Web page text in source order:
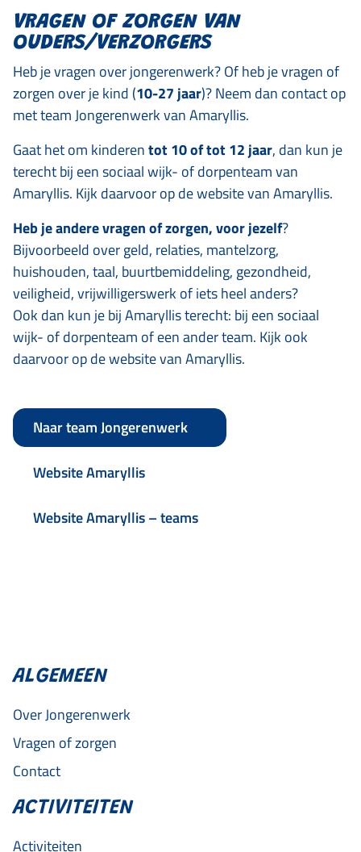
VRAGEN OF ZORGEN VAN
OUDERS/VERZORGERS
Heb je vragen over jongerenwerk? Of heb je vragen of
zorgen over je kind (10-27 jaar)? Neem dan contact op
met team Jongerenwerk van Amaryllis.
Gaat het om kinderentot 10 of tot 12 jaar, dan kun je
terecht bij een sociaal wijk- of dorpenteam van
Amaryllis. Kijk daarvoor op de website van Amaryllis.
Heb je andere vragen of zorgen, voor jezelf?
Bijvoorbeeld over geld, relaties, mantelzorg,
huishouden, taal, buurtbemiddeling, gezondheid,
veiligheid, vrijwilligerswerk of iets heel anders?
Ook dan kun je bij Amaryllis terecht: bij een sociaal
wijk- of dorpenteam of een ander team. Kijk ook
daarvoor op de website van Amaryllis.
Naar team Jongerenwerk
Website Amaryllis
Website Amaryllis – teams
ALGEMEEN
Over Jongerenwerk
Vragen of zorgen
Contact
ACTIVITEITEN
Activiteiten